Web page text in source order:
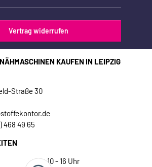
Vertrag widerrufen
KAUFEN IN LEIPZIG
Straße 30
468 49 65
10 - 16 Uhr